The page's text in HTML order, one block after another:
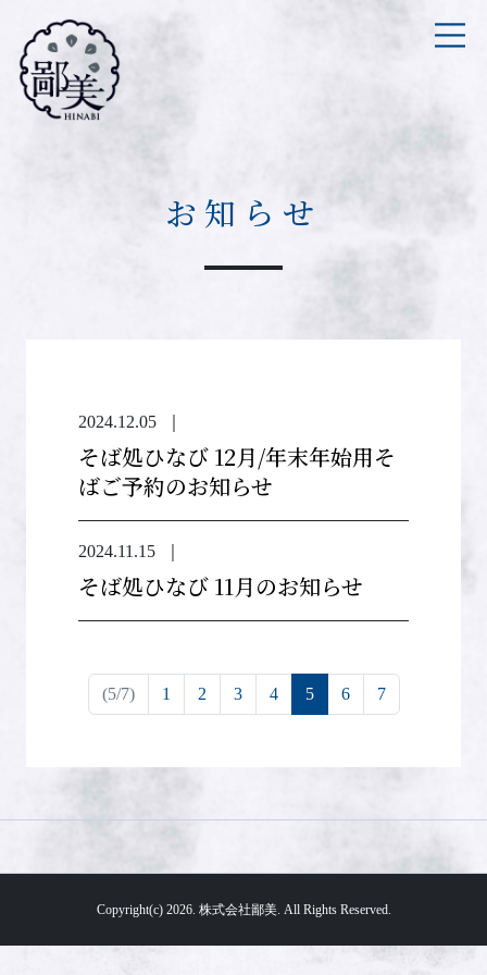
お知らせ
2024.12.05
そば処ひなび 12月/年末年始用そ
ばご予約のお知らせ
2024.11.15
そば処ひなび 11月のお知らせ
(5/7) 1 2 3 4 5(current)
6 7
Copyright(c) 2026. 株式会社鄙美. All Rights Reserved.